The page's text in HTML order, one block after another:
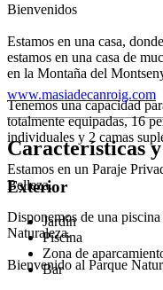
Bienvenidos
Estamos en una casa,
estamos en una casa de
en la Montaña del
Tenemos una capacidad
totalmente equipadas, 16
individuales y 2 camas
Estamos en un Paraje
Belleza.
Disponemos de una
Naturaleza.
Bienvenido al Parque
www.masiadecanroig.com
Características
Exterior
Jardín
Piscina
Zona de
Bar